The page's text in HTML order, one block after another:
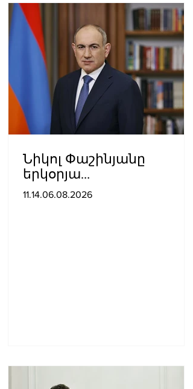
Նիկոլ Փաշինյանը
երկօրյա
աշխատանքային այցով
11.14.06.08.2026